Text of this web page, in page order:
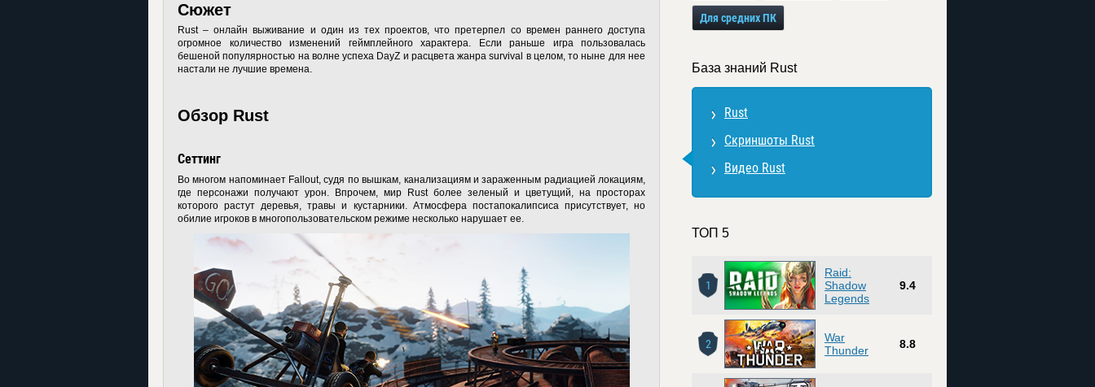
Сюжет
Rust – онлайн выживание и один из тех проектов, что претерпел со времен раннего доступа
огромное количество изменений геймплейного характера. Если раньше игра пользовалась
бешеной популярностью на волне успеха DayZ и расцвета жанра survival в целом, то ныне для нее
настали не лучшие времена.
Обзор Rust
Сеттинг
Во многом напоминает Fallout, судя по вышкам, канализациям и зараженным радиацией локациям,
где персонажи получают урон. Впрочем, мир Rust более зеленый и цветущий, на просторах
которого растут деревья, травы и кустарники. Атмосфера постапокалипсиса присутствует, но
обилие игроков в многопользовательском режиме несколько нарушает ее.
Для средних ПК
База знаний Rust
Rust
Скриншоты Rust
Видео Rust
ТОП 5
1
Raid:
Shadow
Legends
9.4
2
War
Thunder
8.8